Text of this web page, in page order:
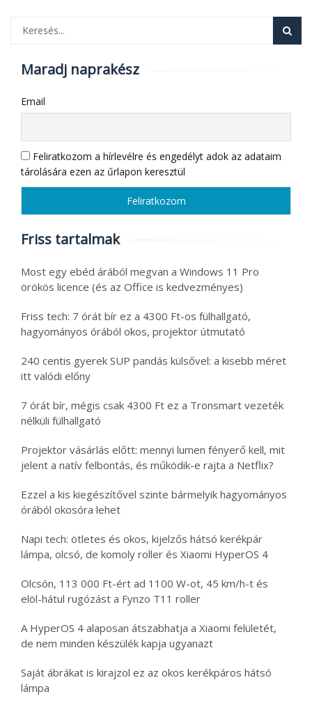
Maradj naprakész
Email
Feliratkozom a hírlevélre és engedélyt adok az adataim
tárolására ezen az űrlapon keresztül
Friss tartalmak
Most egy ebéd árából megvan a Windows 11 Pro
örökös licence (és az Office is kedvezményes)
Friss tech: 7 órát bír ez a 4300 Ft-os fülhallgató,
hagyományos órából okos, projektor útmutató
240 centis gyerek SUP pandás külsővel: a kisebb méret
itt valódi előny
7 órát bír, mégis csak 4300 Ft ez a Tronsmart vezeték
nélküli fülhallgató
Projektor vásárlás előtt: mennyi lumen fényerő kell, mit
jelent a natív felbontás, és működik-e rajta a Netflix?
Ezzel a kis kiegészítővel szinte bármelyik hagyományos
órából okosóra lehet
Napi tech: ötletes és okos, kijelzős hátsó kerékpár
lámpa, olcsó, de komoly roller és Xiaomi HyperOS 4
Olcsón, 113 000 Ft-ért ad 1100 W-ot, 45 km/h-t és
elöl-hátul rugózást a Fynzo T11 roller
A HyperOS 4 alaposan átszabhatja a Xiaomi felületét,
de nem minden készülék kapja ugyanazt
Saját ábrákat is kirajzol ez az okos kerékpáros hátsó
lámpa